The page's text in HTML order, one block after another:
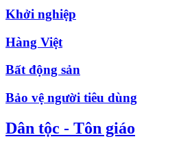
Khởi nghiệp
Hàng Việt
Bất động sản
Bảo vệ người tiêu dùng
Dân tộc - Tôn giáo